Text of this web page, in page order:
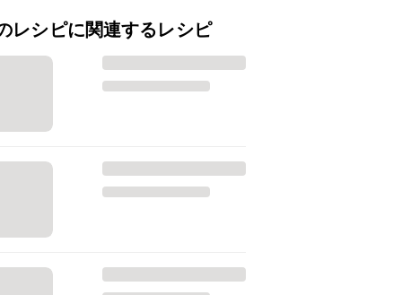
レシピに関連するレシピ